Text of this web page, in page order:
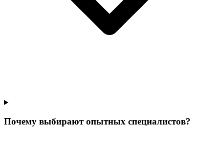
Почему выбирают опытных специалистов?